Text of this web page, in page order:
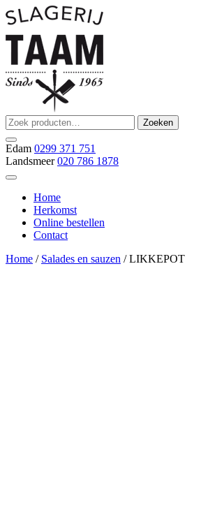
Ga
naar
de
inhoud
Slagerij Taam
slager
Zoeken
naar:
Zoeken
Edam 0299 371 751
Landsmeer 020 786 1878
Home
Herkomst
Online bestellen
Contact
Home / Salades en sauzen / LIKKEPOT